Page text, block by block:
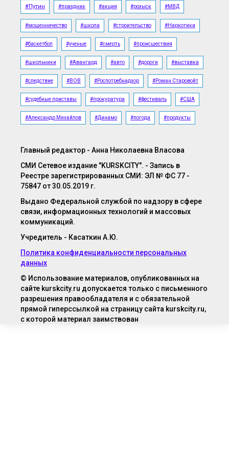
КНДР отправила под Курск возрастных офицеров для
изучения боевого опыта
07.08.2026, 18:31
области из-за жары
#Путин #праздник #акция #розыск #МВД
#мошенничество #школа #строительство #Наркотики
#баскетбол #ученые #смерть #происшествия
#школьники #Авангард #авто #дороги #выставка
#следствие #ВОВ #Роспотребнадзор #Роман Старовойт
#судебные приставы #прокуратура #фестиваль #США
#Александр Михайлов #Динамо #погода #продукты
Главный редактор - Анна Николаевна Власова
СМИ Сетевое издание "KURSKCITY". - Запись в
Реестре зарегистрированных СМИ: ЭЛ № ФС 77 -
75847 от 30.05.2019 г.
Выдано Федеральной службой по надзору в сфере
связи, информационных технологий и массовых
коммуникаций.
Учредитель - Касаткин А.Ю.
Политика конфиденциальности персональных
данных
© Использование материалов, опубликованных на
сайте kurskcity.ru допускается только с письменного
разрешения правообладателя и с обязательной
прямой гиперссылкой на страницу сайта kurskcity.ru,
с которой материал заимствован